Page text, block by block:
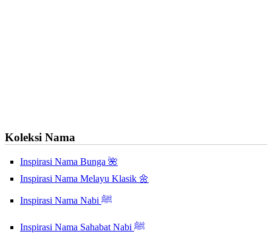
Koleksi Nama
Inspirasi Nama Bunga 🌺
Inspirasi Nama Melayu Klasik 🌼
Inspirasi Nama Nabi ﷺ
Inspirasi Nama Sahabat Nabi ﷺ